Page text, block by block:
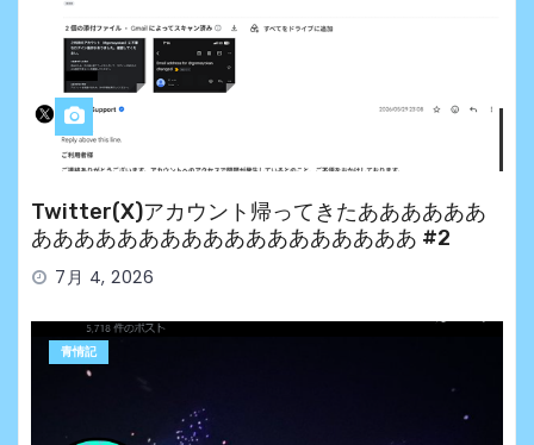
Twitter(X)アカウント帰ってきたああああああ
ああああああああああああああああああ #2
7月 4, 2026
青情記